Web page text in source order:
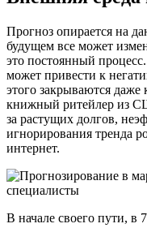
Прогноз опирается на
будущем все может
это постоянный
может привести к
этого закрываются
книжный ритейлер из
за растущих долгов,
игнорирования тренда
интернет.
В начале своего пути, в